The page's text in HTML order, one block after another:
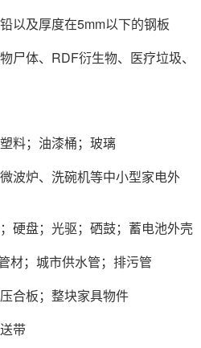
以及厚度在5mm以下的钢板
尸体、RDF衍生物、医疗垃圾、
料；油漆桶；玻璃
波炉、洗碗机等中小型家电外
硬盘；光驱；硒鼓；蓄电池外壳
材；城市供水管；排污管
合板；整块家具物件
带